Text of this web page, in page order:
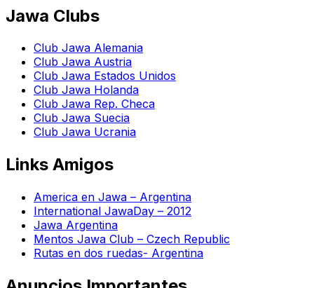
Jawa Clubs
Club Jawa Alemania
Club Jawa Austria
Club Jawa Estados Unidos
Club Jawa Holanda
Club Jawa Rep. Checa
Club Jawa Suecia
Club Jawa Ucrania
Links Amigos
America en Jawa – Argentina
International JawaDay – 2012
Jawa Argentina
Mentos Jawa Club – Czech Republic
Rutas en dos ruedas- Argentina